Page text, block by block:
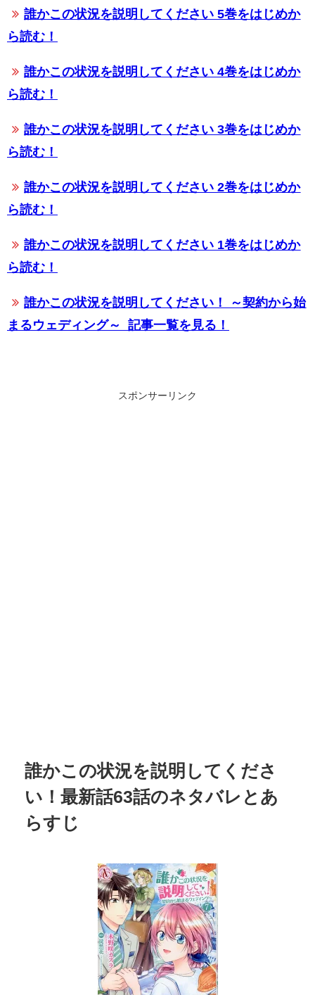
誰かこの状況を説明してください 5巻をはじめか
ら読む！
誰かこの状況を説明してください 4巻をはじめか
ら読む！
誰かこの状況を説明してください 3巻をはじめか
ら読む！
誰かこの状況を説明してください 2巻をはじめか
ら読む！
誰かこの状況を説明してください 1巻をはじめか
ら読む！
誰かこの状況を説明してください！ ～契約から始
まるウェディング～
記事一覧を見る！
スポンサーリンク
誰かこの状況を説明してくださ
い！最新話63話のネタバレとあ
らすじ